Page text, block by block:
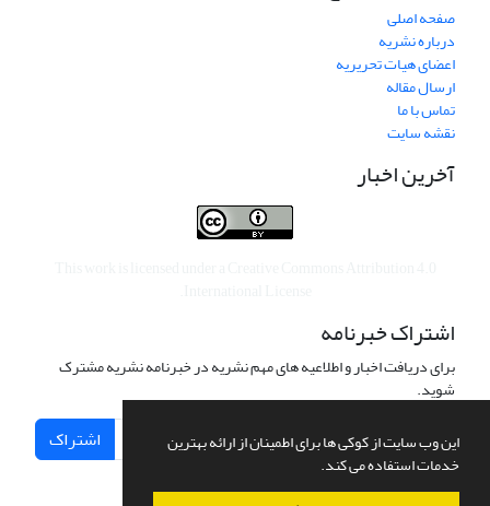
این وب سایت از کوکی ها برای اطمینان از ارائه بهترین
خدمات استفاده می کند.
صفحه اصلی
درباره نشریه
اعضای هیات تحریریه
ارسال مقاله
تماس با ما
نقشه سایت
آخرین اخبار
اشتراک خبرنامه
برای دریافت اخبار و اطلاعیه های مهم نشریه در خبرنامه نشریه مشترک
شوید.
اشتراک